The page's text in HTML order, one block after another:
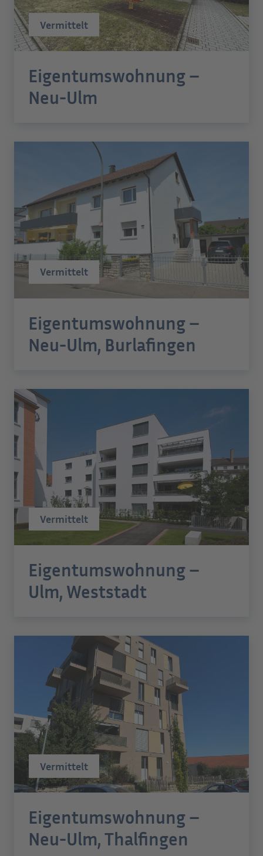
Vermittelt
Eigentumswohnung –
Neu-Ulm
Vermittelt
Eigentumswohnung –
Neu-Ulm, Burlafingen
Vermittelt
Eigentumswohnung –
Ulm, Weststadt
Vermittelt
Eigentumswohnung –
Neu-Ulm, Thalfingen